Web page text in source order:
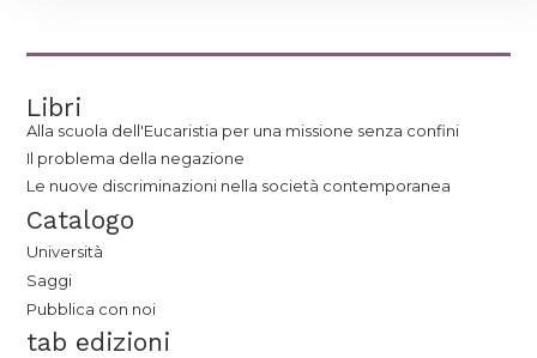
Libri
Alla scuola dell'Eucaristia per una missione senza confini
Il problema della negazione
Le nuove discriminazioni nella società contemporanea
Catalogo
Università
Saggi
Pubblica con noi
tab edizioni